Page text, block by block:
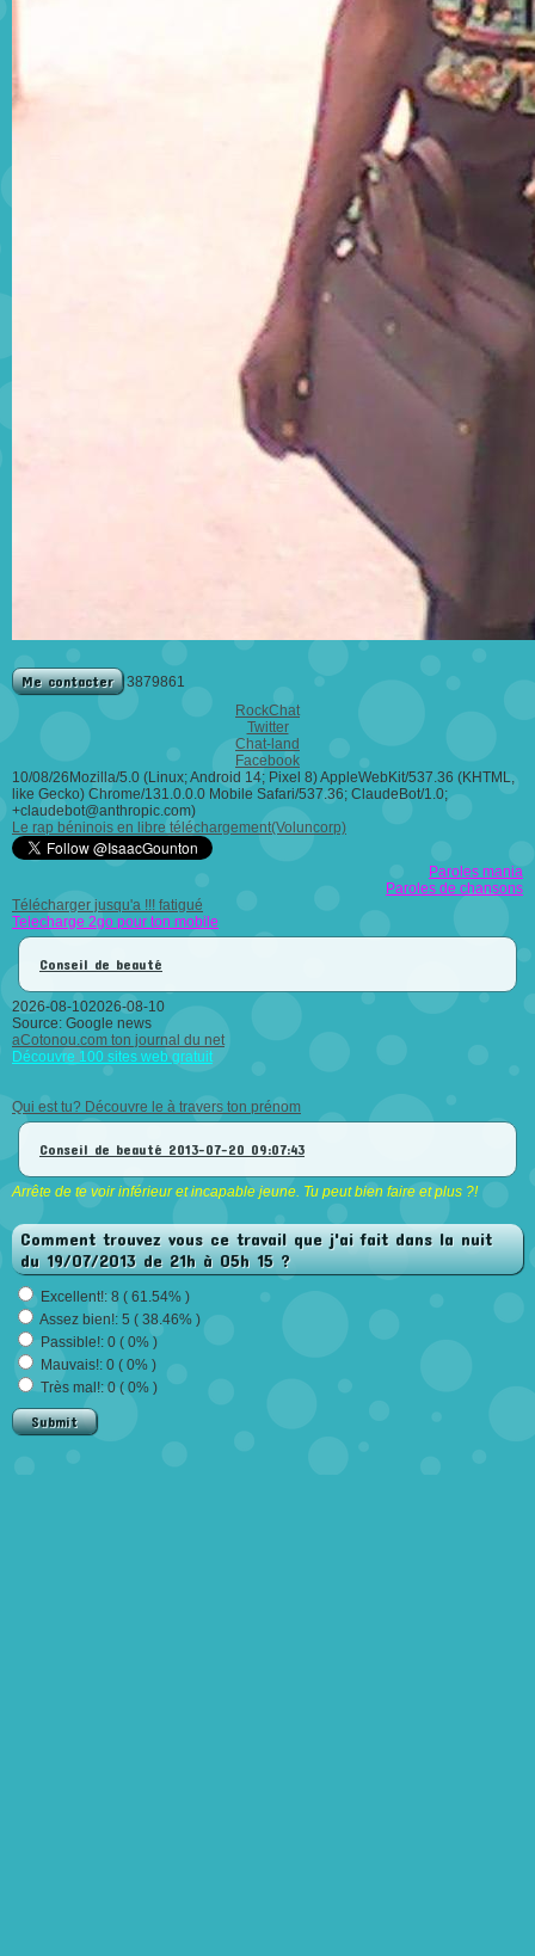
Me contacter
3879861
RockChat
Twitter
Chat-land
Facebook
10/08/26Mozilla/5.0 (Linux; Android 14; Pixel 8) AppleWebKit/537.36 (KHTML,
like Gecko) Chrome/131.0.0.0 Mobile Safari/537.36; ClaudeBot/1.0;
+claudebot@anthropic.com)
Le rap béninois en libre téléchargement(Voluncorp)
Paroles mania
Paroles de chansons
Télécharger jusqu'a !!! fatigué
Telecharge 2go pour ton mobile
Conseil de beauté
2026-08-102026-08-10
Source: Google news
aCotonou.com ton journal du net
Découvre 100 sites web gratuit
Qui est tu? Découvre le à travers ton prénom
Conseil de beauté 2013-07-20 09:07:43
Arrête de te voir inférieur et incapable jeune. Tu peut bien faire et plus ?!
Comment trouvez vous ce travail que j'ai fait dans la nuit
du 19/07/2013 de 21h à 05h 15 ?
Excellent!: 8 ( 61.54% )
Assez bien!: 5 ( 38.46% )
Passible!: 0 ( 0% )
Mauvais!: 0 ( 0% )
Très mal!: 0 ( 0% )